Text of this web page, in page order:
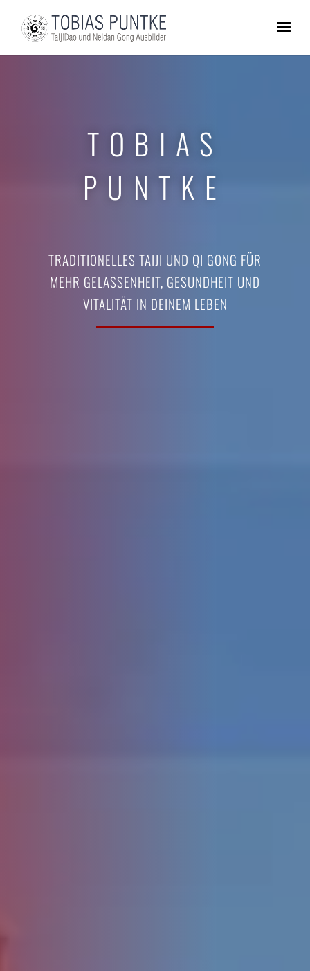
TOBIAS
PUNTKE
TRADITIONELLES TAIJI UND QI GONG FÜR
MEHR GELASSENHEIT, GESUNDHEIT UND
VITALITÄT IN DEINEM LEBEN